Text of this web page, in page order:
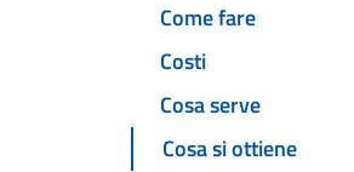
Come fare
Costi
Cosa serve
Cosa si ottiene